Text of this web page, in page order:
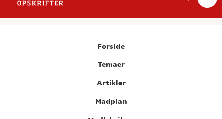
Forside
Temaer
Artikler
Madplan